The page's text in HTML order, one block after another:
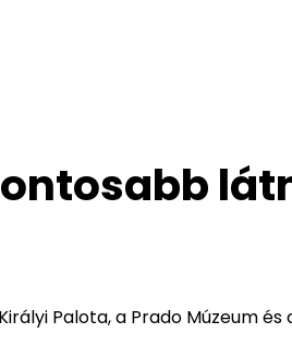
Palota, a Prado Múzeum és